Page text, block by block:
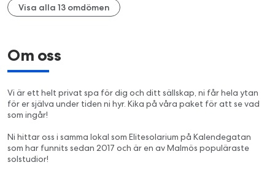
Visa alla 13 omdömen
Om oss
Vi är ett helt privat spa för dig och ditt sällskap, ni får hela ytan
för er själva under tiden ni hyr. Kika på våra paket för att se vad
som ingår!
Ni hittar oss i samma lokal som Elitesolarium på Kalendegatan
som har funnits sedan 2017 och är en av Malmös populäraste
solstudior!